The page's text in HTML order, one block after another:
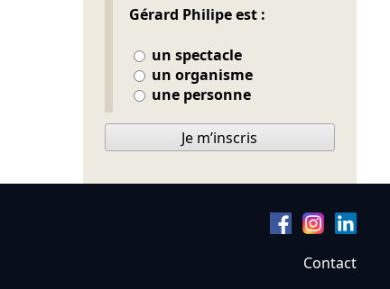
Gérard Philipe est :
un spectacle
un organisme
une personne
Je m’inscris
Contact